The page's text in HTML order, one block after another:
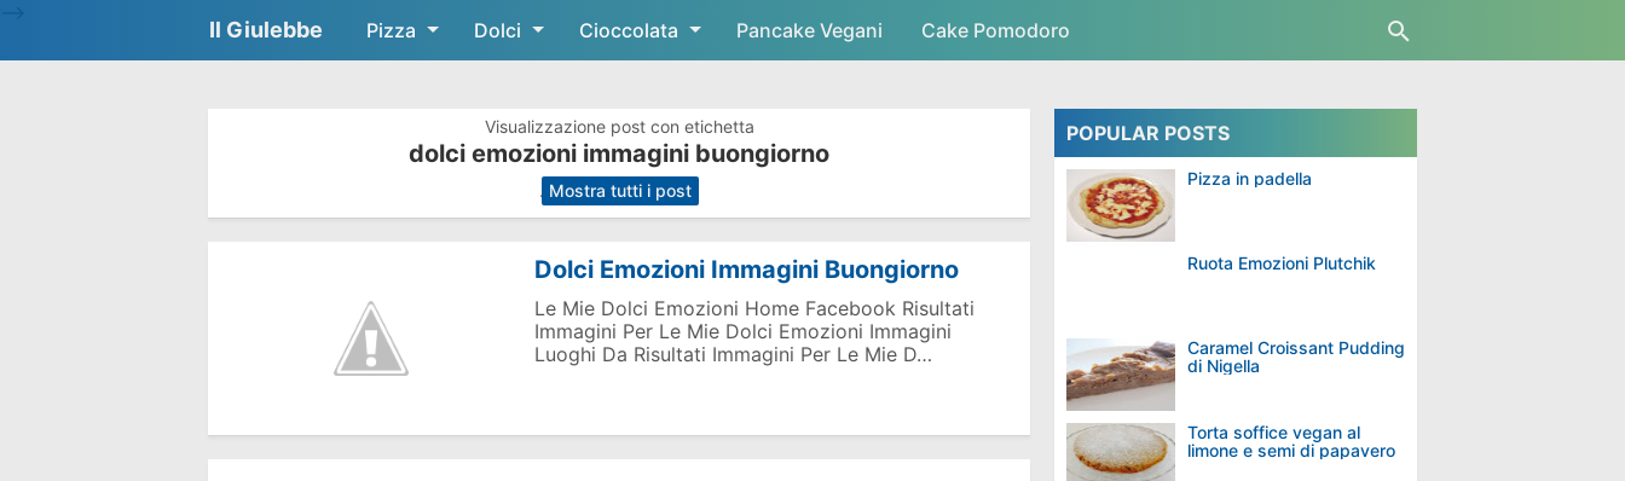
Skip to main content
Il Giulebbe Pizza Dolci Cioccolata Pancake Vegani Cake Pomodoro
Visualizzazione post con etichetta
dolci emozioni immagini buongiorno
. Mostra tutti i post
Dolci Emozioni Immagini Buongiorno
Le Mie Dolci Emozioni Home Facebook Risultati
Immagini Per Le Mie Dolci Emozioni Immagini
Luoghi Da Risultati Immagini Per Le Mie D…
POPULAR POSTS
Pizza in padella
Ruota Emozioni Plutchik
Caramel Croissant Pudding
di Nigella
Torta soffice vegan al
limone e semi di papavero